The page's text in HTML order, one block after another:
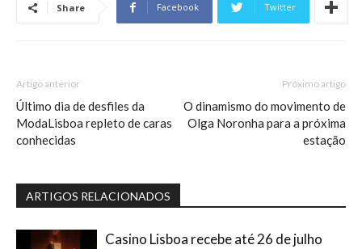
Share Facebook Twitter
Artigo anterior
Último dia de desfiles da
ModaLisboa repleto de caras
conhecidas
Próximo artigo
O dinamismo do movimento de
Olga Noronha para a próxima
estação
ARTIGOS RELACIONADOS
Casino Lisboa recebe até 26 de julho